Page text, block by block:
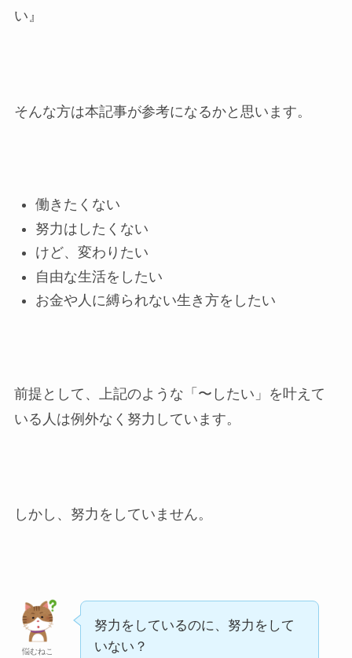
い』
そんな方は本記事が参考になるかと思います。
働きたくない
努力はしたくない
けど、変わりたい
自由な生活をしたい
お金や人に縛られない生き方をしたい
前提として、上記のような「〜したい」を叶えて
いる人は例外なく努力しています。
しかし、努力をしていません。
悩むねこ
努力をしているのに、努力をして
いない？